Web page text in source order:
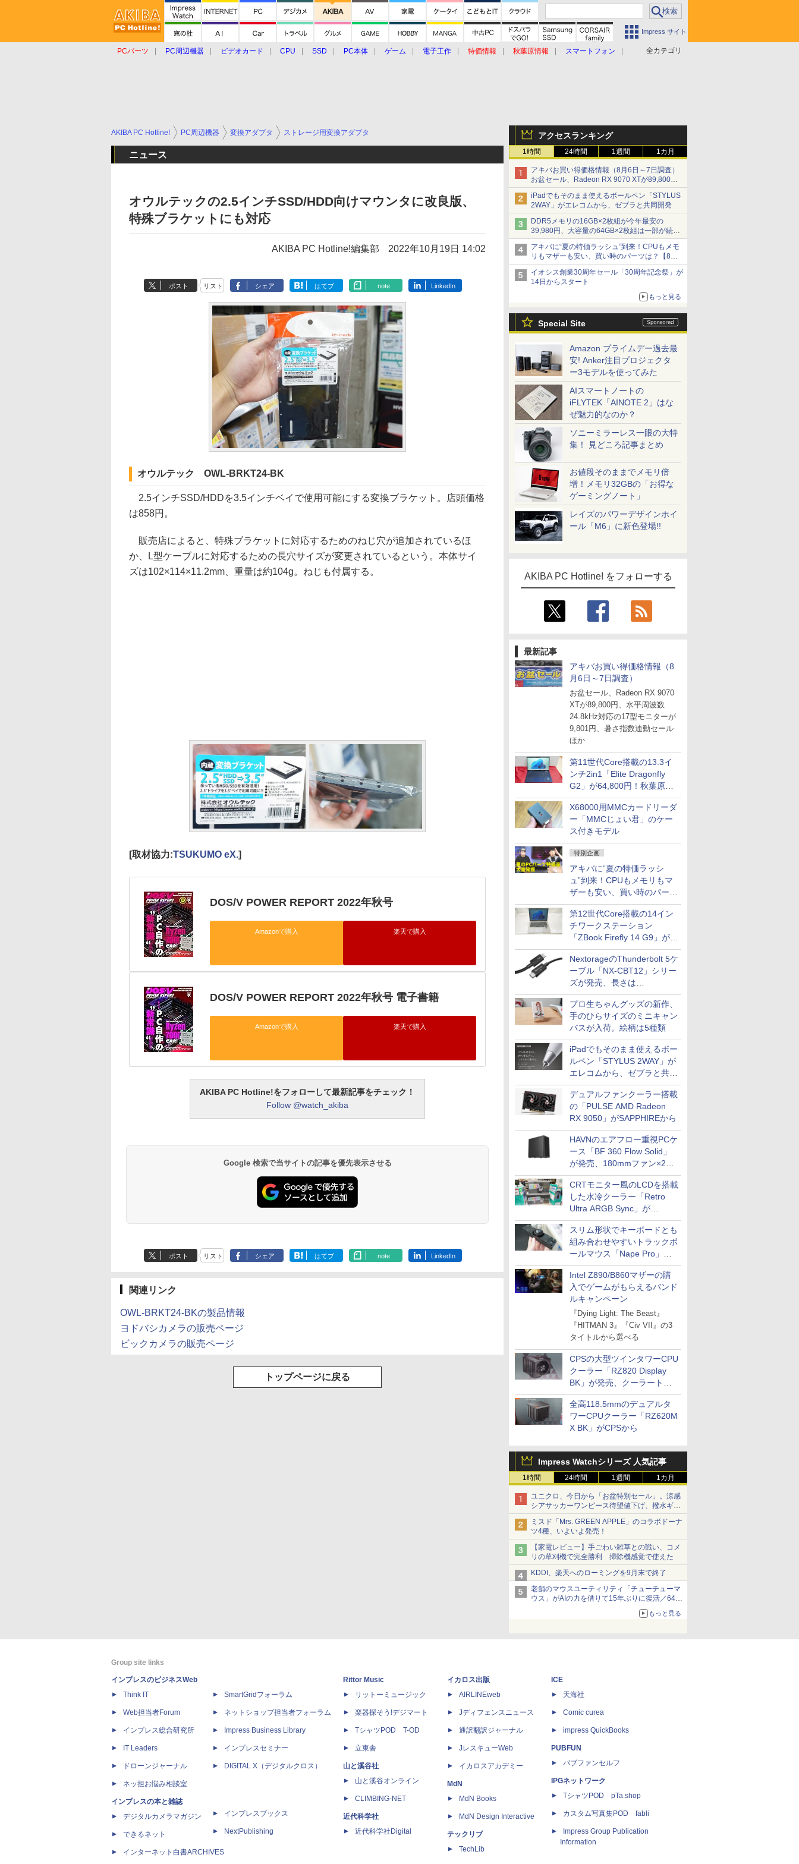
Impress サイト
全カテゴリ
PCパーツ PC周辺機器 ビデオカード CPU SSD PC本体 ゲーム 電子工作 特価情報 秋葉原情報
スマートフォン
アクセスランキング
1時間 24時間 1週間 1カ月
アキバお買い得価格情報（8月6日～7日調査）
お盆セール、Radeon RX 9070 XTが89,800
円、水平周波数24.8kHz対応の17型モニターが
9,801円、暑さ指数連動セール ほか
iPadでもそのまま使えるボールペン「STYLUS
2WAY」がエレコムから、ゼブラと共同開発
DDR5メモリの16GB×2枚組が今年最安の
39,980円、大容量の64GB×2枚組は一部が続騰
[8月前半のメモリ価格]
アキバに“夏の特価ラッシュ”到来！CPUもメモ
リもマザーも安い、買い時のパーツは？【8月7
日(金)22時配信】
イオシス創業30周年セール「30周年記念祭」が
14日からスタート
もっと見る
Special Site
Amazon プライムデー過去最
安! Anker注目プロジェクタ
ー3モデルを使ってみた
AIスマートノートの
iFLYTEK「AINOTE 2」はな
ぜ魅力的なのか？
ソニーミラーレス一眼の大特
集！ 見どころ記事まとめ
お値段そのままでメモリ倍
増！メモリ32GBの「お得な
ゲーミングノート」
レイズのパワーデザインホイ
ール「M6」に新色登場!!
AKIBA PC Hotline! をフォローする
最新記事
アキバお買い得価格情報（8
月6日～7日調査）
お盆セール、Radeon RX 9070
XTが89,800円、水平周波数
24.8kHz対応の17型モニターが
9,801円、暑さ指数連動セール
ほか
第11世代Core搭載の13.3イ
ンチ2in1「Elite Dragonfly
G2」が64,800円！秋葉原で
中古PCセール
X68000用MMCカードリーダ
ー「MMCじょい君」のケー
ス付きモデル
特別企画
アキバに“夏の特価ラッシ
ュ”到来！CPUもメモリもマ
ザーも安い、買い時のパーツ
は？【8月7日(金)22時配信】
第12世代Core搭載の14イン
チワークステーション
「ZBook Firefly 14 G9」が
79,800円！秋葉原で中古PC
セール
NextorageのThunderbolt 5ケ
ーブル「NX-CBT12」シリー
ズが発売、長さは
30cm/50cm/1mの3種類
プロ生ちゃんグッズの新作、
手のひらサイズのミニキャン
バスが入荷。絵柄は5種類
iPadでもそのまま使えるボー
ルペン「STYLUS 2WAY」が
エレコムから、ゼブラと共同
開発
デュアルファンクーラー搭載
の「PULSE AMD Radeon
RX 9050」がSAPPHIREから
HAVNのエアフロー重視PCケ
ース「BF 360 Flow Solid」
が発売、180mmファン×2搭
載
CRTモニター風のLCDを搭載
した水冷クーラー「Retro
Ultra ARGB Sync」が
Thermaltakeから
スリム形状でキーボードとも
組み合わせやすいトラックボ
ールマウス「Nape Pro」が
Keychronから
Intel Z890/B860マザーの購
入でゲームがもらえるバンド
ルキャンペーン
『Dying Light: The Beast』
『HITMAN 3』『Civ VII』の3
タイトルから選べる
CPSの大型ツインタワーCPU
クーラー「RZ820 Display
BK」が発売、クーラートッ
プに5インチ液晶搭載
全高118.5mmのデュアルタ
ワーCPUクーラー「RZ620M
X BK」がCPSから
Impress Watchシリーズ 人気記事
1時間 24時間 1週間 1カ月
ユニクロ、今日から「お盆特別セール」。涼感
シアサッカーワンピース待望値下げ、撥水ギア
ショーツは1990円に
ミスド「Mrs. GREEN APPLE」のコラボドーナ
ツ4種、いよいよ発売！
【家電レビュー】手ごわい雑草との戦い、コメ
リの草刈機で完全勝利 掃除機感覚で使えた
KDDI、楽天へのローミングを9月末で終了
老舗のマウスユーティリティ「チューチューマ
ウス」がAIの力を借りて15年ぶりに復活／64bit
化、Windows 10/11、「Chrome」も走り回
る。復活記念で2026年末まで500円
もっと見る
AKIBA PC Hotline! PC周辺機器 変換アダプタ ストレージ用変換アダプタ
ニュース
オウルテックの2.5インチSSD/HDD向けマウンタに改良版、
特殊ブラケットにも対応
AKIBA PC Hotline!編集部 2022年10月19日 14:02
ポスト リスト シェア はてブ note LinkedIn
オウルテック OWL-BRKT24-BK
2.5インチSSD/HDDを3.5インチベイで使用可能にする変換ブラケット。店頭価格
は858円。
販売店によると、特殊ブラケットに対応するためのねじ穴が追加されているほ
か、L型ケーブルに対応するための長穴サイズが変更されているという。本体サイ
ズは102×114×11.2mm、重量は約104g。ねじも付属する。
[取材協力:TSUKUMO eX.]
DOS/V POWER REPORT 2022年秋号
Amazonで購入 楽天で購入
DOS/V POWER REPORT 2022年秋号 電子書籍
Amazonで購入 楽天で購入
AKIBA PC Hotline!をフォローして最新記事をチェック！
Follow @watch_akiba
Google 検索で当サイトの記事を優先表示させる
ポスト リスト シェア はてブ note LinkedIn
関連リンク
OWL-BRKT24-BKの製品情報
ヨドバシカメラの販売ページ
ビックカメラの販売ページ
トップページに戻る
Group site links
インプレスのビジネスWeb
Think IT
Web担当者Forum
インプレス総合研究所
IT Leaders
ドローンジャーナル
ネッ担お悩み相談室
インプレスの本と雑誌
デジタルカメラマガジン
できるネット
インターネット白書ARCHIVES
SmartGridフォーラム
ネットショップ担当者フォーラム
Impress Business Library
インプレスセミナー
DIGITAL X（デジタルクロス）
インプレスブックス
NextPublishing
Rittor Music
リットーミュージック
楽器探そう!デジマート
TシャツPOD T-OD
立東舎
山と溪谷社
山と溪谷オンライン
CLIMBING-NET
近代科学社
近代科学社Digital
イカロス出版
AIRLINEweb
Jディフェンスニュース
通訳翻訳ジャーナル
JレスキューWeb
イカロスアカデミー
MdN
MdN Books
MdN Design Interactive
テックリブ
TechLib
ICE
天海社
Comic curea
impress QuickBooks
PUBFUN
パブファンセルフ
IPGネットワーク
TシャツPOD pTa.shop
カスタム写真集POD fabli
Impress Group Publication
Information